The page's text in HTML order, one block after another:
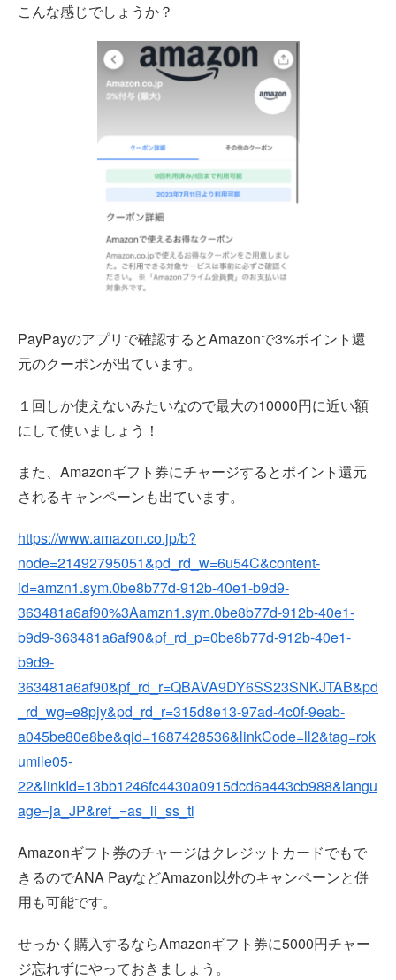
こんな感じでしょうか？
PayPayのアプリで確認するとAmazonで3%ポイント還
元のクーポンが出ています。
１回しか使えないみたいなので最大の10000円に近い額
にして使いましょう！
また、Amazonギフト券にチャージするとポイント還元
されるキャンペーンも出ています。
https://www.amazon.co.jp/b?
node=21492795051&pd_rd_w=6u54C&content-
id=amzn1.sym.0be8b77d-912b-40e1-b9d9-
363481a6af90%3Aamzn1.sym.0be8b77d-912b-40e1-
b9d9-363481a6af90&pf_rd_p=0be8b77d-912b-40e1-
b9d9-
363481a6af90&pf_rd_r=QBAVA9DY6SS23SNKJTAB&pd
_rd_wg=e8pjy&pd_rd_r=315d8e13-97ad-4c0f-9eab-
a045be80e8be&qid=1687428536&linkCode=ll2&tag=rok
umile05-
22&linkId=13bb1246fc4430a0915dcd6a443cb988&langu
age=ja_JP&ref_=as_li_ss_tl
Amazonギフト券のチャージはクレジットカードでもで
きるのでANA PayなどAmazon以外のキャンペーンと併
用も可能です。
せっかく購入するならAmazonギフト券に5000円チャー
ジ忘れずにやっておきましょう。